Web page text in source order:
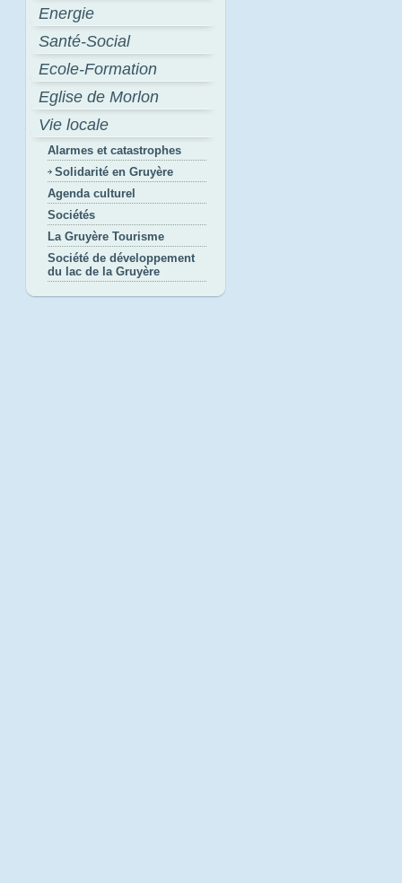
Energie
Santé-Social
Ecole-Formation
Eglise de Morlon
Vie locale
Alarmes et catastrophes
Solidarité en Gruyère
Agenda culturel
Sociétés
La Gruyère Tourisme
Société de développement
du lac de la Gruyère